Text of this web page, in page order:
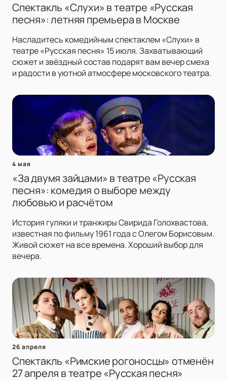
Спектакль «Слухи» в театре «Русская
песня»: летняя премьера в Москве
Насладитесь комедийным спектаклем «Слухи» в
театре «Русская песня» 15 июля. Захватывающий
сюжет и звёздный состав подарят вам вечер смеха
и радости в уютной атмосфере московского театра.
4 мая
«За двумя зайцами» в театре «Русская
песня»: комедия о выборе между
любовью и расчётом
История гуляки и транжиры Свирида Голохвастова,
известная по фильму 1961 года с Олегом Борисовым.
Живой сюжет на все времена. Хороший выбор для
вечера.
26 апреля
Спектакль «Римские рогоносцы» отменён
27 апреля в театре «Русская песня»